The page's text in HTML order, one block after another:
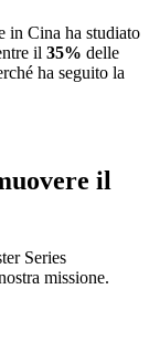
in Cina ha studiato
il 35% delle
ha seguito la
il
Series
missione.